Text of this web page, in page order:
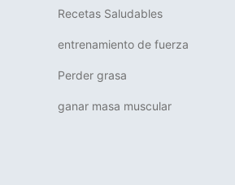
Recetas Saludables
entrenamiento de fuerza
Perder grasa
ganar masa muscular